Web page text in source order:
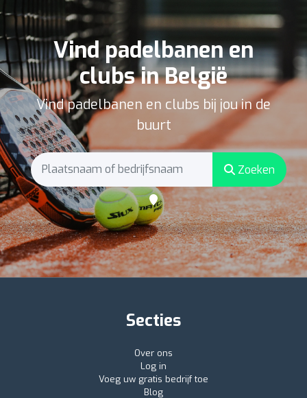
Vind padelbanen en
clubs in België
Vind padelbanen en clubs bij jou in de
buurt
Zoeken
Secties
Over ons
Log in
Voeg uw gratis bedrijf toe
Blog